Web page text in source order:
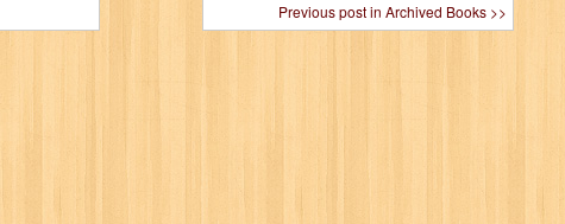
Previous post in Archived Books >>